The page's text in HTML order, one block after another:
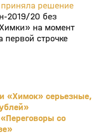
приняла решение
2019/20 без
на момент
первой строчке
«Химок» серьезные,
со